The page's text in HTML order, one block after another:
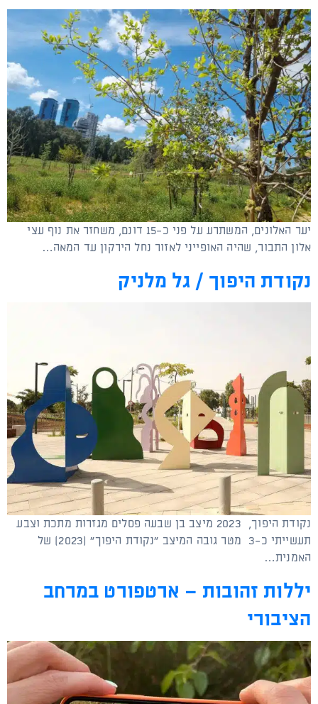
יער האלונים, המשתרע על פני כ-15 דונם, משחזר את נוף עצי
אלון התבור, שהיה האופייני לאזור נחל הירקון עד המאה…
נקודת היפוך / גל מלניק
נקודת היפוך, 2023 מיצב בן שבעה פסלים מגזרות מתכת וצבע
תעשייתי כ-3 מטר גובה המיצב "נקודת היפוך" (2023) של
האמנית…
יללות זהובות – ארטפורט במרחב
הציבורי